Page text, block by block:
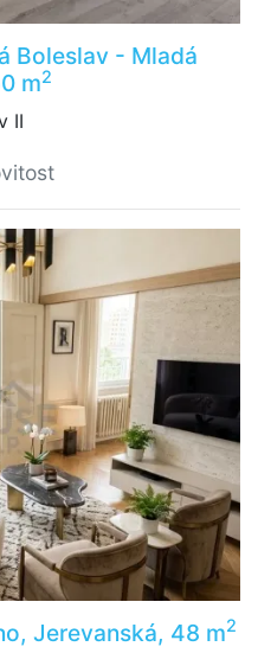
Boleslav - Mladá
m2
II
Jerevanská, 48 m2